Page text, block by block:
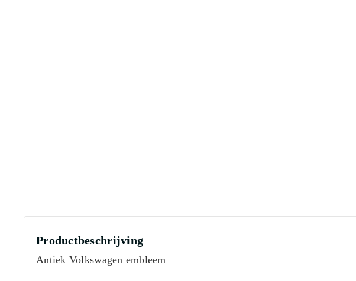
Productbeschrijving
Antiek Volkswagen embleem